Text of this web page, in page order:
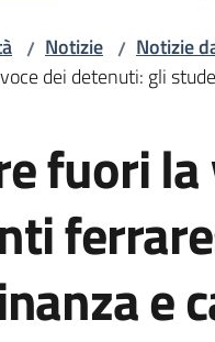
/ Notizie / Notizie
dei detenuti: gli
fuori
e